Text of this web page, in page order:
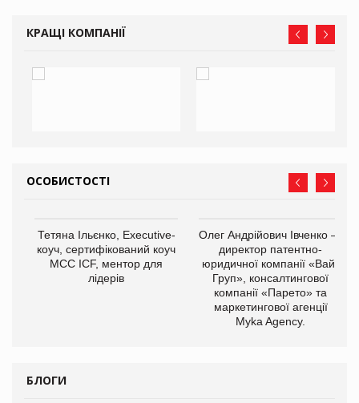
КРАЩІ КОМПАНІЇ
ОСОБИСТОСТІ
Тетяна Ільєнко, Executive-
коуч, сертифікований коуч
МСС ICF, ментор для
лідерів
Олег Андрійович Івченко —
директор патентно-
юридичної компанії «Вайз
Груп», консалтингової
компанії «Парето» та
маркетингової агенції
Myka Agency.
БЛОГИ